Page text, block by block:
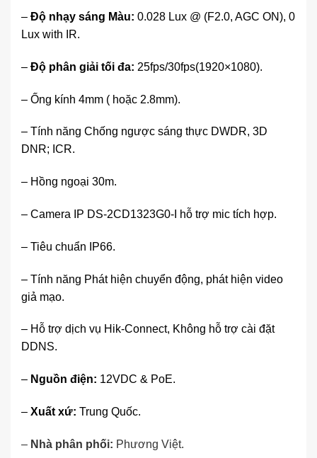
– Độ nhạy sáng Màu: 0.028 Lux @ (F2.0, AGC ON), 0
Lux with IR.
– Độ phân giải tối đa: 25fps/30fps(1920×1080).
– Ống kính 4mm ( hoặc 2.8mm).
– Tính năng Chống ngược sáng thực DWDR, 3D
DNR; ICR.
– Hồng ngoại 30m.
– Camera IP DS-2CD1323G0-I hỗ trợ mic tích hợp.
– Tiêu chuẩn IP66.
– Tính năng Phát hiện chuyển động, phát hiện video
giả mạo.
– Hỗ trợ dịch vụ Hik-Connect, Không hỗ trợ cài đặt
DDNS.
– Nguồn điện: 12VDC & PoE.
– Xuất xứ: Trung Quốc.
– Nhà phân phối: Phương Việt.